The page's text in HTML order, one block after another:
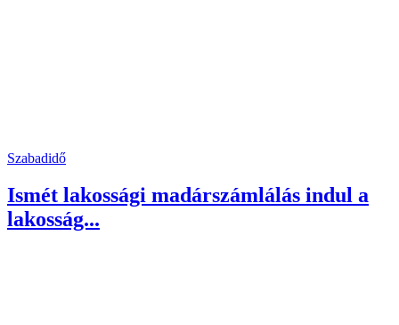
Szabadidő
Ismét lakossági madárszámlálás indul a
lakosság...